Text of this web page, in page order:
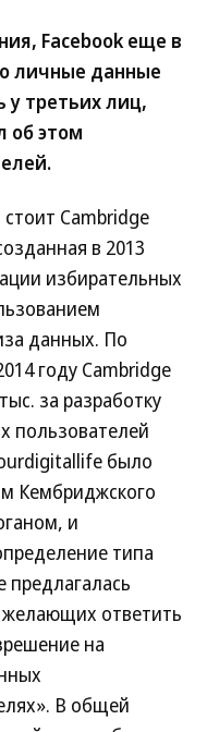
Facebook еще в
личные данные
у третьих лиц,
об этом
Cambridge
в 2013
избирательных
данных. По
году Cambridge
за разработку
пользователей
было
Кембриджского
и
типа
предлагалась
ответить
на
В общей